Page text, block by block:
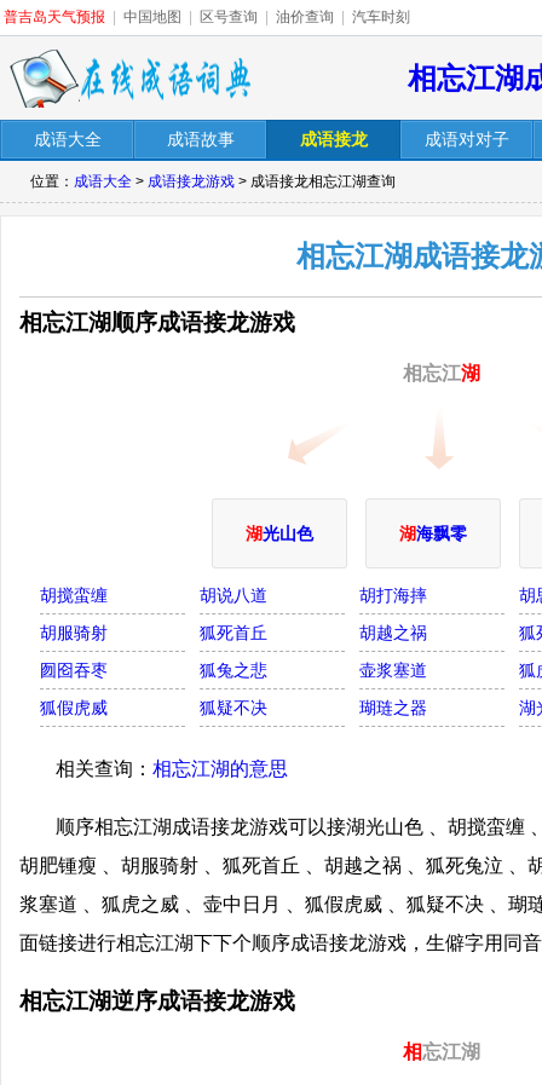
普吉岛天气预报 中国地图 区号查询 油价查询 汽车时刻
相忘江湖
成语大全 成语故事 成语接龙 成语对对子
位置： 成语大全 > 成语接龙游戏 > 成语接龙相忘江湖查询
相忘江湖成语接龙
相忘江湖顺序成语接龙游戏
相忘江湖
湖光山色 湖海飘零
胡搅蛮缠 胡说八道 胡打海摔
胡
胡服骑射
狐死首丘 胡越之祸
狐
囫囵吞枣
狐兔之悲 壶浆塞道
狐
狐假虎威
狐疑不决 瑚琏之器 湖
相关查询： 相忘江湖的意思
顺序相忘江湖成语接龙游戏可以接湖光山色 、胡搅蛮缠
胡肥锺瘦 、胡服骑射 、狐死首丘 、胡越之祸 、狐死兔泣 、
浆塞道 、狐虎之威 、壶中日月 、狐假虎威 、狐疑不决 、瑚
面链接进行相忘江湖下下个顺序成语接龙游戏，生僻字用同
相忘江湖逆序成语接龙游戏
相忘江湖